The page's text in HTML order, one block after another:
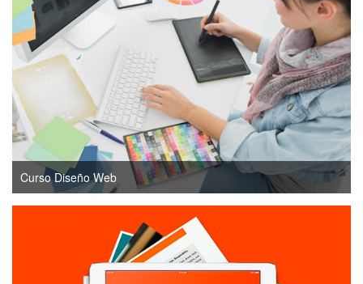
Curso Diseño Web